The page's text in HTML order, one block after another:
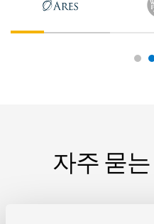
자주 묻